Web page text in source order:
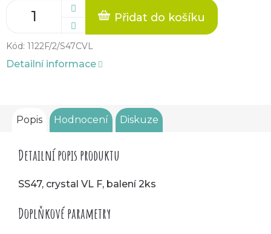
Přidat do košíku
Kód: 1122F/2/S47CVL
Detailní informace
Popis Hodnocení Diskuze
Detailní popis produktu
SS47, crystal VL F, balení 2ks
Doplňkové parametry